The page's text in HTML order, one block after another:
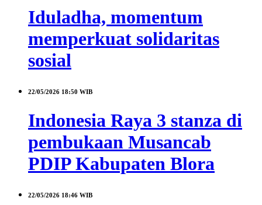
Iduladha, momentum
memperkuat solidaritas
sosial
22/05/2026 18:50 WIB
Indonesia Raya 3 stanza di
pembukaan Musancab
PDIP Kabupaten Blora
22/05/2026 18:46 WIB